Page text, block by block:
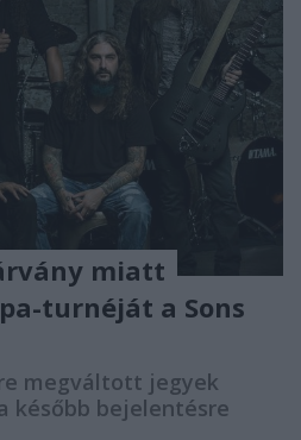
miatt
turnéját a Sons
megváltott jegyek
később bejelentésre